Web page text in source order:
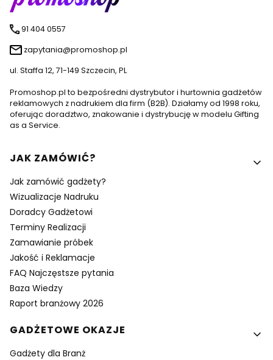
91 404 0557
zapytania@promoshop.pl
ul. Staffa 12, 71-149 Szczecin, PL
Promoshop.pl to bezpośredni dystrybutor i hurtownia gadżetów
reklamowych z nadrukiem dla firm (B2B). Działamy od 1998 roku,
oferując doradztwo, znakowanie i dystrybucję w modelu Gifting
as a Service.
Linki w stopce
JAK ZAMÓWIĆ?
Jak zamówić gadżety?
Wizualizacje Nadruku
Doradcy Gadżetowi
Terminy Realizacji
Zamawianie próbek
Jakość i Reklamacje
FAQ Najczęstsze pytania
Baza Wiedzy
Raport branżowy 2026
GADŻETOWE OKAZJE
Gadżety dla Branż